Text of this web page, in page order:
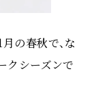
の春秋で、な
クシーズンで